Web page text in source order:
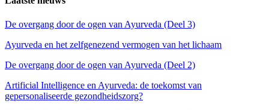
De overgang door de ogen van Ayurveda (Deel 3)
Ayurveda en het zelfgenezend vermogen van het lichaam
De overgang door de ogen van Ayurveda (Deel 2)
Artificial Intelligence en Ayurveda: de toekomst van
gepersonaliseerde gezondheidszorg?